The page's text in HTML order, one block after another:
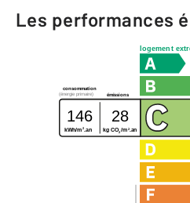
Les performances
logement
consommation
émissions
(énergie primaire)
146 28
kWh/m 2 .an kg CO2/m2.an